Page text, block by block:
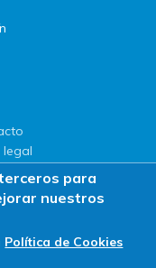
legal
de privacidad
de Cookies
para
nuestros
Política de Cookies